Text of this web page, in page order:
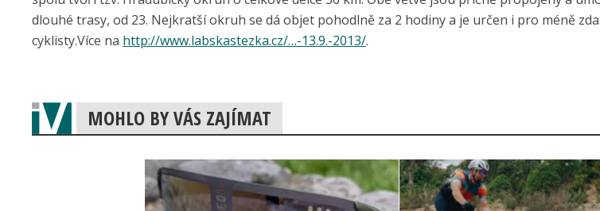
dlouhé trasy, od 23. Nejkratší okruh se dá objet pohodlně za 2 hodiny a je určen i pro méně
cyklisty.Více na http://www.labskastezka.cz/…-13.9.-2013/.
MOHLO BY VÁS ZAJÍMAT